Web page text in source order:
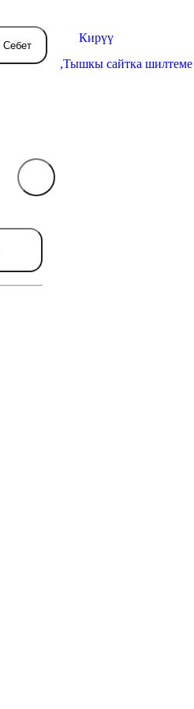
Себет
Кирүү
,Тышкы сайтка шилтеме